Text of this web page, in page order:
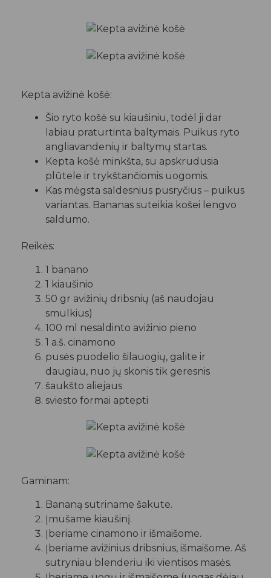
Kepta avižinė košė:
Šio ryto košė su kiaušiniu, todėl ji dar
labiau praturtinta baltymais. Puikus ryto
angliavandenių ir baltymų startas.
Kepta košė minkšta, su apskrudusia
plūtele ir trykštančiomis uogomis.
Kas mėgsta saldesnius pusryčius – puikus
variantas. Bananas suteikia košei lengvo
saldumo.
Reikės:
1 banano
1 kiaušinio
50 gr avižinių dribsnių (aš naudojau
smulkius)
100 ml nesaldinto avižinio pieno
1 a.š. cinamono
pusės puodelio šilauogių, galite ir
daugiau, nuo jų skonis tik geresnis
šaukšto aliejaus
sviesto formai aptepti
Gaminam:
Bananą sutriname šakute.
Įmušame kiaušinį.
Įberiame cinamono ir išmaišome.
Įberiame avižinius dribsnius, išmaišome. Aš
sutryniau blenderiu iki vientisos masės.